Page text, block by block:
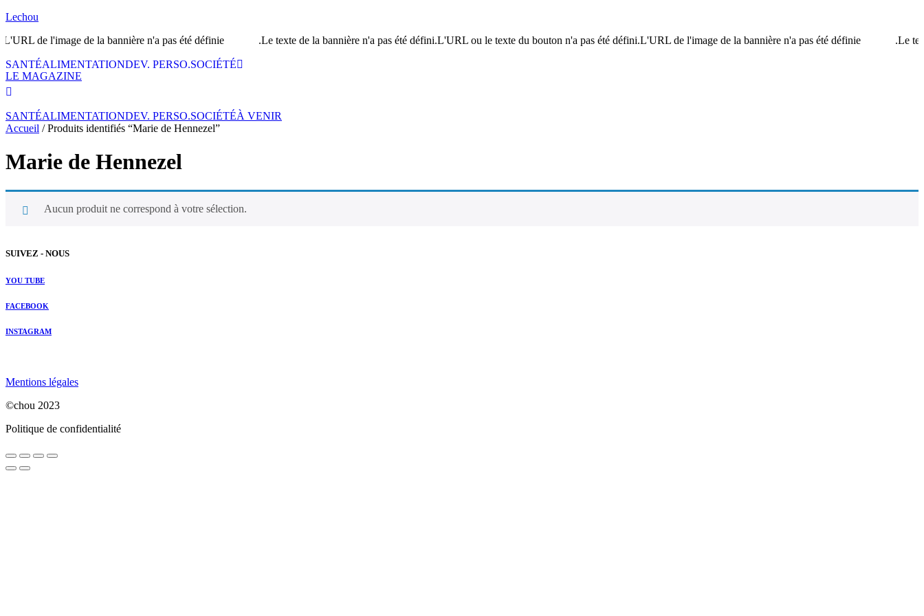
Lechou
de l'image de la bannière n'a pas été définie.
Le texte de la bannière n'a pas été défini.L'URL ou le texte du bouton n'a pas été défini.L'URL de l'image de la bannière n'a pas été définie. Le
SANTÉALIMENTATIONDEV. PERSO.SOCIÉTÉ
LE MAGAZINE
SANTÉALIMENTATIONDEV. PERSO.SOCIÉTÉÀ VENIR
Accueil / Produits identifiés “Marie de Hennezel”
Marie de Hennezel
Aucun produit ne correspond à votre sélection.
SUIVEZ - NOUS
YOU TUBE
FACEBOOK
INSTAGRAM
Mentions légales
©chou 2023
Politique de confidentialité